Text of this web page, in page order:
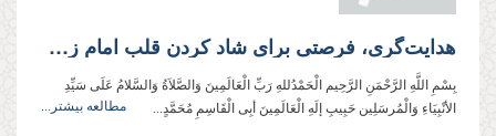
هدایت‌گری، فرصتی برای شاد کردن قلب امام زمان‌عجل‌‌الله‌‌فرجه‌‌الشریف
بِسْمِ اللَّهِ الرَّحْمَنِ الرَّحِیم الْحَمْدُللهِ رَبِّ الْعَالَمِینَ وَالصَّلاَةُ وَالسَّلامُ عَلَی سَیِّدِ
الأنْبِیَاءِ وَالْمُرسَلِین حَبِیبِ إلَهِ الْعَالَمِینَ أبِی الْقَاسِمِ مُحَمَّدٍ...
مطالعه بیشتر...